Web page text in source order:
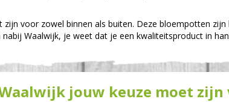
voor zowel binnen als buiten. Deze bloempotten
Waalwijk, je weet dat je een kwaliteitsproduct in
jouw keuze moet